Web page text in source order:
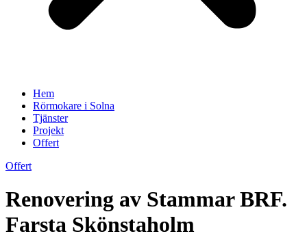
Hem
Rörmokare i Solna
Tjänster
Projekt
Offert
Offert
Renovering av Stammar BRF.
Farsta Skönstaholm